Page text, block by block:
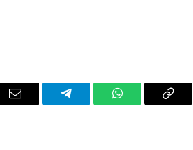
Email Telegram WhatsAppCopy